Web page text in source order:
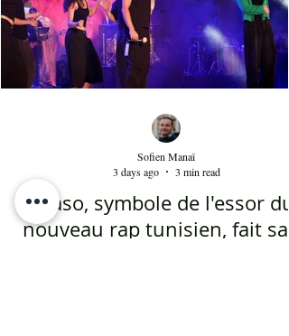
Mahbouli e
Sofien Manaï
3 days ago
3 min read